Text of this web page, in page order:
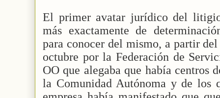
El primer avatar jurídico del
más exactamente de
para conocer del mismo, a partir
octubre por la Federación de
OO que alegaba que había centros
la Comunidad Autónoma y de los